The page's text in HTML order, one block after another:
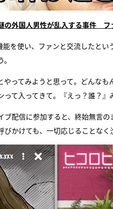
の外国人男性が乱入する事件 フ
を使い、ファンと交流したと
やってみようと思って。どんな
て入ってきて。『えっ？誰？』
配信に参加すると、終始無言
びかけても、一切応じることなく